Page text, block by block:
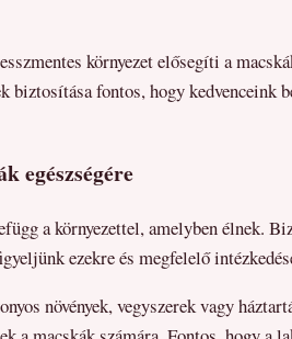
környezet elősegíti a
biztosítása fontos, hogy kedvenceink
egészségére
a környezettel, amelyben élnek.
ezekre és megfelelő
növények, vegyszerek vagy